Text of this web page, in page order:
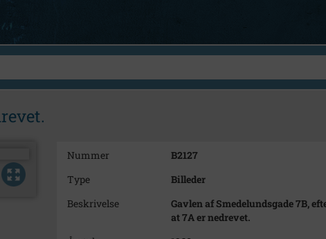
Nummer
B2127
Type
Billeder
Beskrivelse
Gavlen af Smedelundsgade 7B,
at 7A er nedrevet.